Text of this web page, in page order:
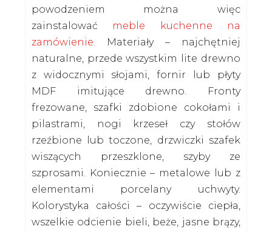
powodzeniem można więc
zainstalować meble kuchenne na
zamówienie. Materiały – najchętniej
naturalne, przede wszystkim lite drewno
z widocznymi słojami, fornir lub płyty
MDF imitujące drewno. Fronty
frezowane, szafki zdobione cokołami i
pilastrami, nogi krzeseł czy stołów
rzeźbione lub toczone, drzwiczki szafek
wiszących przeszklone, szyby ze
szprosami. Koniecznie – metalowe lub z
elementami porcelany uchwyty.
Kolorystyka całości – oczywiście ciepła,
wszelkie odcienie bieli, beże, jasne brązy,